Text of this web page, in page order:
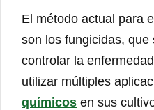
El método actual para
son los fungicidas, que
controlar la
utilizar múltiples
químicos en sus